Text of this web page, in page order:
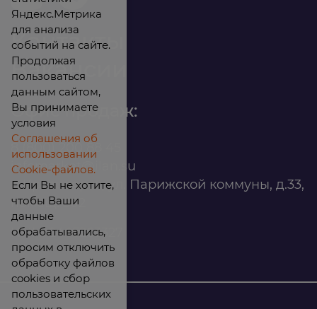
Контакты
Вакансии
Офис продаж:
infomarket@ilan.su
г. Красноярск, ул. Парижской коммуны, д.33,
помещ. 302
ИНН: 2465263327
Яндекс.Метрика
для анализа
событий на сайте.
Продолжая
пользоваться
данным сайтом,
Вы принимаете
условия
Соглашения об
использовании
Cookie-файлов.
Если Вы не хотите,
чтобы Ваши
данные
обрабатывались,
просим отключить
обработку файлов
cookies и сбор
пользовательских